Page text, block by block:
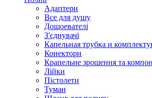
Адаптери
Все для душу
Дощоевателі
З'єднувачі
Капельная трубка и
Конектори
Крапельне зрошення та
Лійки
Пістолети
Туман